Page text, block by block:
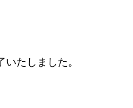
たしました。